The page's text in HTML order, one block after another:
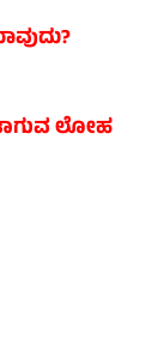
ಲೋಹ